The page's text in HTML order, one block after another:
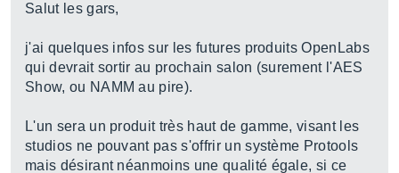
Salut les gars,
j'ai quelques infos sur les futures produits OpenLabs
qui devrait sortir au prochain salon (surement l'AES
Show, ou NAMM au pire).
L'un sera un produit très haut de gamme, visant les
studios ne pouvant pas s'offrir un système Protools
mais désirant néanmoins une qualité égale, si ce